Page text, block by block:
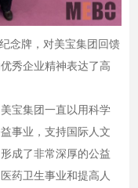
念牌，对美宝集团回馈
秀企业精神表达了高
宝集团一直以用科学
事业，支持国际人文
成了非常深厚的公益
药卫生事业和提高人